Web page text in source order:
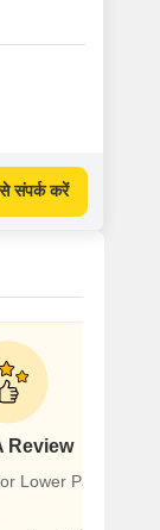
संपर्क करें
Review
Lower Parel West